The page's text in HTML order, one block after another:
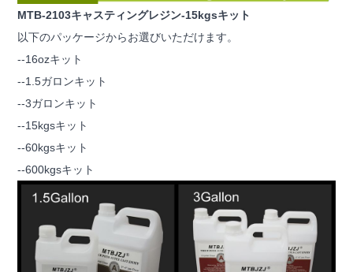
MTB-2103キャスティングレジン-15kgsキット
以下のパッケージからお選びいただけます。
--16ozキット
--1.5ガロンキット
--3ガロンキット
--15kgsキット
--60kgsキット
--600kgsキット